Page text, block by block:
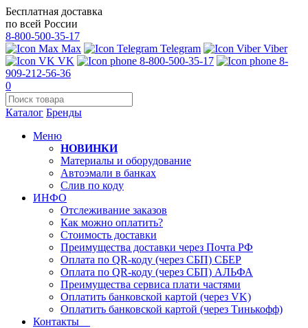
Бесплатная доставка
по всей России
8-800-500-35-17
Max
Telegram
Viber
VK
8-800-500-35-17
8-
909-212-56-36
0
Каталог Бренды
Меню
НОВИНКИ
Материалы и оборудование
Автоэмали в банках
Слив по коду
ИНФО
Отслеживание заказов
Как можно оплатить?
Стоимость доставки
Преимущества доставки через Почта РФ
Оплата по QR-коду (через СБП) СБЕР
Оплата по QR-коду (через СБП) АЛЬФА
Преимущества сервиса плати частями
Оплатить банковской картой (через VK)
Оплатить банковской картой (через Тинькофф)
Контакты